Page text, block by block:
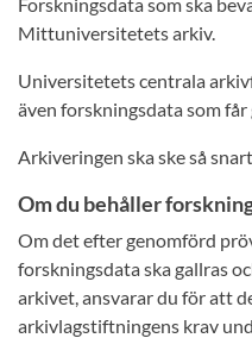
Mittuniversitetets arkiv.
Universitetets centrala
även forskningsdata som
Arkiveringen ska ske så
Om du behåller
Om det efter genomförd
forskningsdata ska gallras
arkivet, ansvarar du för att
arkivlagstiftningens krav